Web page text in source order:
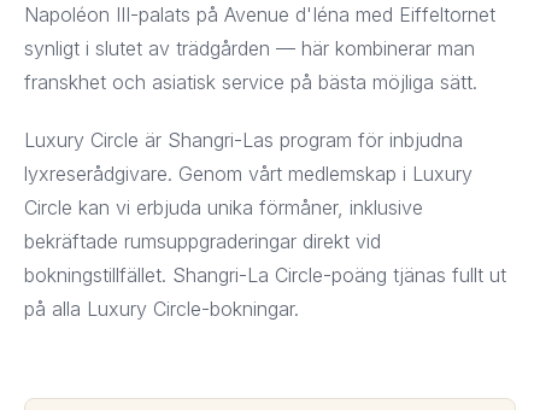
Napoléon III-palats på Avenue d'Iéna med Eiffeltornet
synligt i slutet av trädgården — här kombinerar man
franskhet och asiatisk service på bästa möjliga sätt.
Luxury Circle är Shangri-Las program för inbjudna
lyxreserådgivare. Genom vårt medlemskap i Luxury
Circle kan vi erbjuda unika förmåner, inklusive
bekräftade rumsuppgraderingar direkt vid
bokningstillfället. Shangri-La Circle-poäng tjänas fullt ut
på alla Luxury Circle-bokningar.